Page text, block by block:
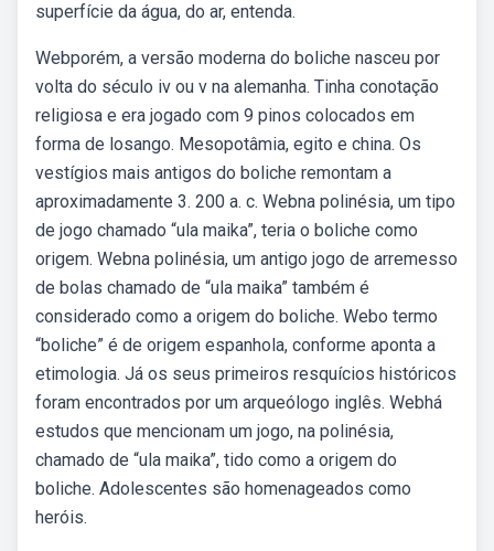
superfície da água, do ar, entenda.
Webporém, a versão moderna do boliche nasceu por
volta do século iv ou v na alemanha. Tinha conotação
religiosa e era jogado com 9 pinos colocados em
forma de losango. Mesopotâmia, egito e china. Os
vestígios mais antigos do boliche remontam a
aproximadamente 3. 200 a. c. Webna polinésia, um tipo
de jogo chamado “ula maika”, teria o boliche como
origem. Webna polinésia, um antigo jogo de arremesso
de bolas chamado de “ula maika” também é
considerado como a origem do boliche. Webo termo
“boliche” é de origem espanhola, conforme aponta a
etimologia. Já os seus primeiros resquícios históricos
foram encontrados por um arqueólogo inglês. Webhá
estudos que mencionam um jogo, na polinésia,
chamado de “ula maika”, tido como a origem do
boliche. Adolescentes são homenageados como
heróis.